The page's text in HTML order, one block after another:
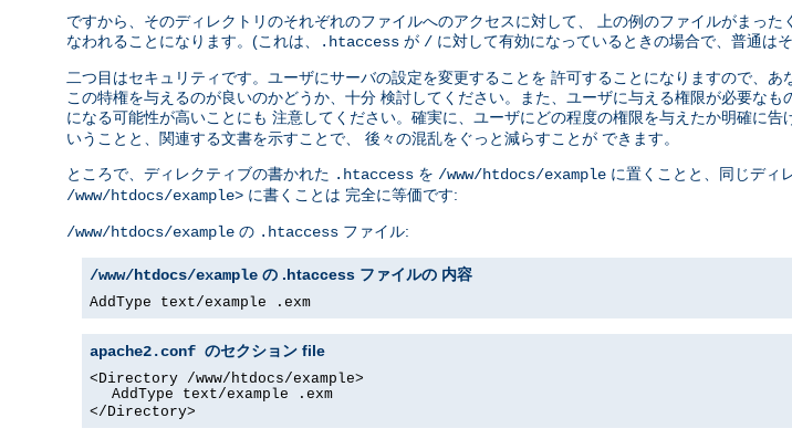
ですから、そのディレクトリのそれぞれのファイルへのアクセスに対して、 上の例のファイルがまっ
なわれることになります。(これは、
.htaccess が / に対して有効になっているときの場合で、普通は
二つ目はセキュリティです。ユーザにサーバの設定を変更することを 許可することになりますので、
この特権を与えるのが良いのかどうか、十分 検討してください。また、ユーザに与える権限が必要な
になる可能性が高いことにも 注意してください。確実に、ユーザにどの程度の権限を与えたか明確に告
いうことと、関連する文書を示すことで、 後々の混乱をぐっと減らすことが できます。
ところで、ディレクティブの書かれた .htaccess を /www/htdocs/example に置くことと、同じディ
/www/htdocs/example> に書くことは 完全に等価です:
/www/htdocs/example の .htaccess ファイル:
/www/htdocs/example の .htaccess ファイルの 内容
AddType text/example .exm
apache2.conf のセクション file
<Directory /www/htdocs/example>
AddType text/example .exm
</Directory>